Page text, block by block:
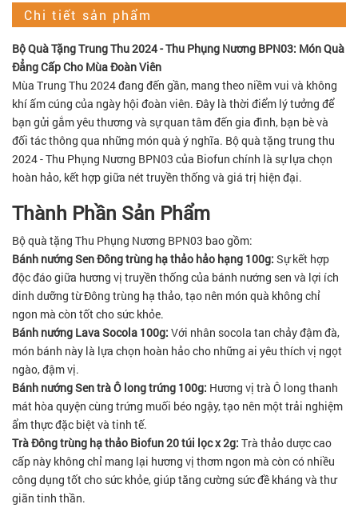
Chi tiết sản phẩm
Bộ Quà Tặng Trung Thu 2024 - Thu Phụng Nương BPN03: Món Quà
Đẳng Cấp Cho Mùa Đoàn Viên
Mùa Trung Thu 2024 đang đến gần, mang theo niềm vui và không
khí ấm cúng của ngày hội đoàn viên. Đây là thời điểm lý tưởng để
bạn gửi gắm yêu thương và sự quan tâm đến gia đình, bạn bè và
đối tác thông qua những món quà ý nghĩa. Bộ quà tặng trung thu
2024 - Thu Phụng Nương BPN03 của Biofun chính là sự lựa chọn
hoàn hảo, kết hợp giữa nét truyền thống và giá trị hiện đại.
Thành Phần Sản Phẩm
Bộ quà tặng Thu Phụng Nương BPN03 bao gồm:
Bánh nướng Sen Đông trùng hạ thảo hảo hạng 100g: Sự kết hợp
độc đáo giữa hương vị truyền thống của bánh nướng sen và lợi ích
dinh dưỡng từ Đông trùng hạ thảo, tạo nên món quà không chỉ
ngon mà còn tốt cho sức khỏe.
Bánh nướng Lava Socola 100g: Với nhân socola tan chảy đậm đà,
món bánh này là lựa chọn hoàn hảo cho những ai yêu thích vị ngọt
ngào, đậm vị.
Bánh nướng Sen trà Ô long trứng 100g: Hương vị trà Ô long thanh
mát hòa quyện cùng trứng muối béo ngậy, tạo nên một trải nghiệm
ẩm thực đặc biệt và tinh tế.
Trà Đông trùng hạ thảo Biofun 20 túi lọc x 2g: Trà thảo dược cao
cấp này không chỉ mang lại hương vị thơm ngon mà còn có nhiều
công dụng tốt cho sức khỏe, giúp tăng cường sức đề kháng và thư
giãn tinh thần.